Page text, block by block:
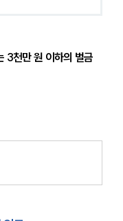
3천만 원 이하의 벌금